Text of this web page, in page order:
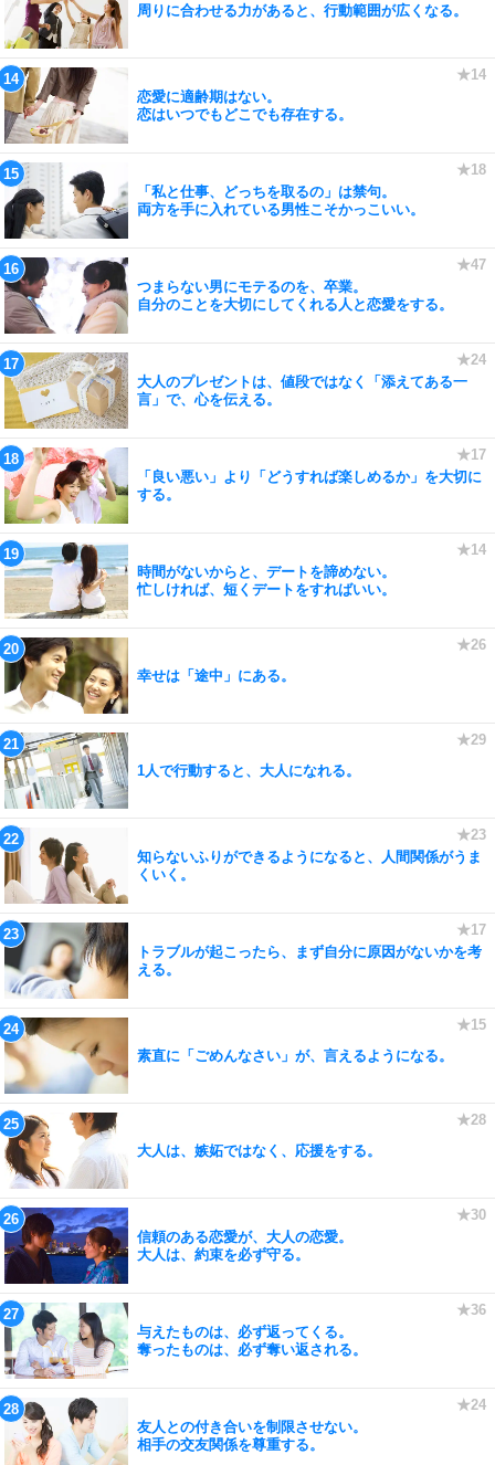
周りに合わせる力があると、行動範囲が広くなる。
恋愛に適齢期はない。
恋はいつでもどこでも存在する。
「私と仕事、どっちを取るの」は禁句。
両方を手に入れている男性こそかっこいい。
つまらない男にモテるのを、卒業。
自分のことを大切にしてくれる人と恋愛をする。
大人のプレゼントは、値段ではなく「添えてある一
言」で、心を伝える。
「良い悪い」より「どうすれば楽しめるか」を大切に
する。
時間がないからと、デートを諦めない。
忙しければ、短くデートをすればいい。
幸せは「途中」にある。
1人で行動すると、大人になれる。
知らないふりができるようになると、人間関係がうま
くいく。
トラブルが起こったら、まず自分に原因がないかを考
える。
素直に「ごめんなさい」が、言えるようになる。
大人は、嫉妬ではなく、応援をする。
信頼のある恋愛が、大人の恋愛。
大人は、約束を必ず守る。
与えたものは、必ず返ってくる。
奪ったものは、必ず奪い返される。
友人との付き合いを制限させない。
相手の交友関係を尊重する。